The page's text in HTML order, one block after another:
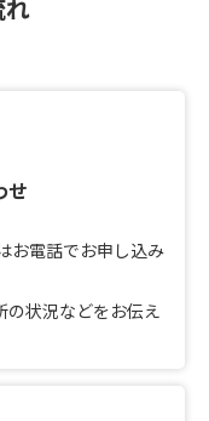
せ
お電話でお申し込み
の状況などをお伝え